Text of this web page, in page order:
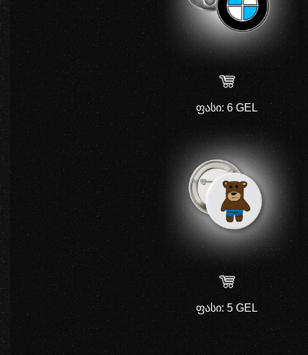
ფასი: 6 GEL
ფასი: 5 GEL